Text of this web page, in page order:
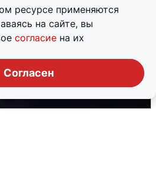
ресурсе применяются
на сайте, вы
согласие на их
Согласен
взрывы